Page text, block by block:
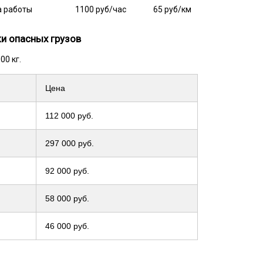
работы 1100 руб/час 65 руб/км
опасных грузов
кг.
Цена
112 000 руб.
297 000 руб.
92 000 руб.
58 000 руб.
46 000 руб.